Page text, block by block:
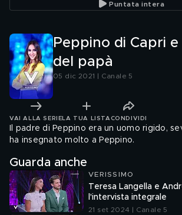
Puntata intera
Peppino di Capri
del papà
05 dic 2021 | Canale 5
VAI ALLA SERIE LA TUA LISTA CONDIVIDI
Il padre di Peppino era un uomo rigido,
ha insegnato molto a Peppino.
Guarda anche
VERISSIMO
Teresa Langella e
l'intervista integrale
21 set 2024 | Canale 5